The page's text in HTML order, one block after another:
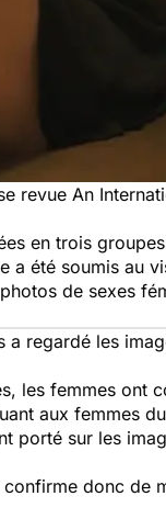
revue An
en trois
été soumis au
de sexes
regardé les
les femmes ont
aux femmes
porté sur les
donc de